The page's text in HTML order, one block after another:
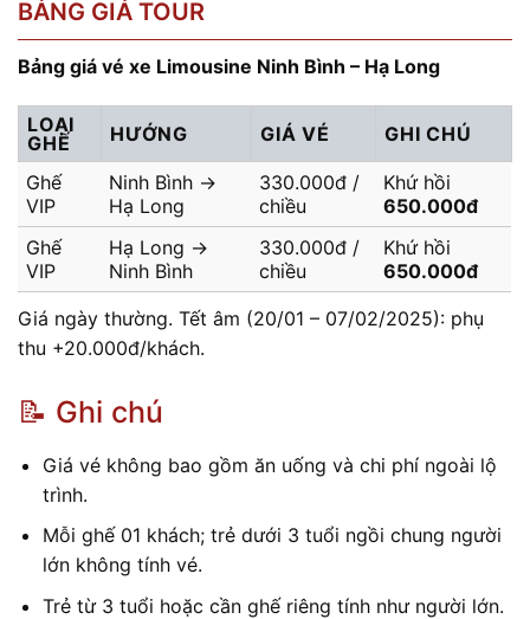
BẢNG GIÁ TOUR
Bảng giá vé xe Limousine Ninh Bình – Hạ Long
LOẠI
GHẾ
HƯỚNG GIÁ VÉ GHI CHÚ
Ghế
VIP
Ninh Bình →
Hạ Long
330.000đ /
chiều
Khứ hồi
650.000đ
Ghế
VIP
Hạ Long →
Ninh Bình
330.000đ /
chiều
Khứ hồi
650.000đ
Giá ngày thường. Tết âm (20/01 – 07/02/2025): phụ
thu +20.000đ/khách.
📝 Ghi chú
Giá vé không bao gồm ăn uống và chi phí ngoài lộ
trình.
Mỗi ghế 01 khách; trẻ dưới 3 tuổi ngồi chung người
lớn không tính vé.
Trẻ từ 3 tuổi hoặc cần ghế riêng tính như người lớn.